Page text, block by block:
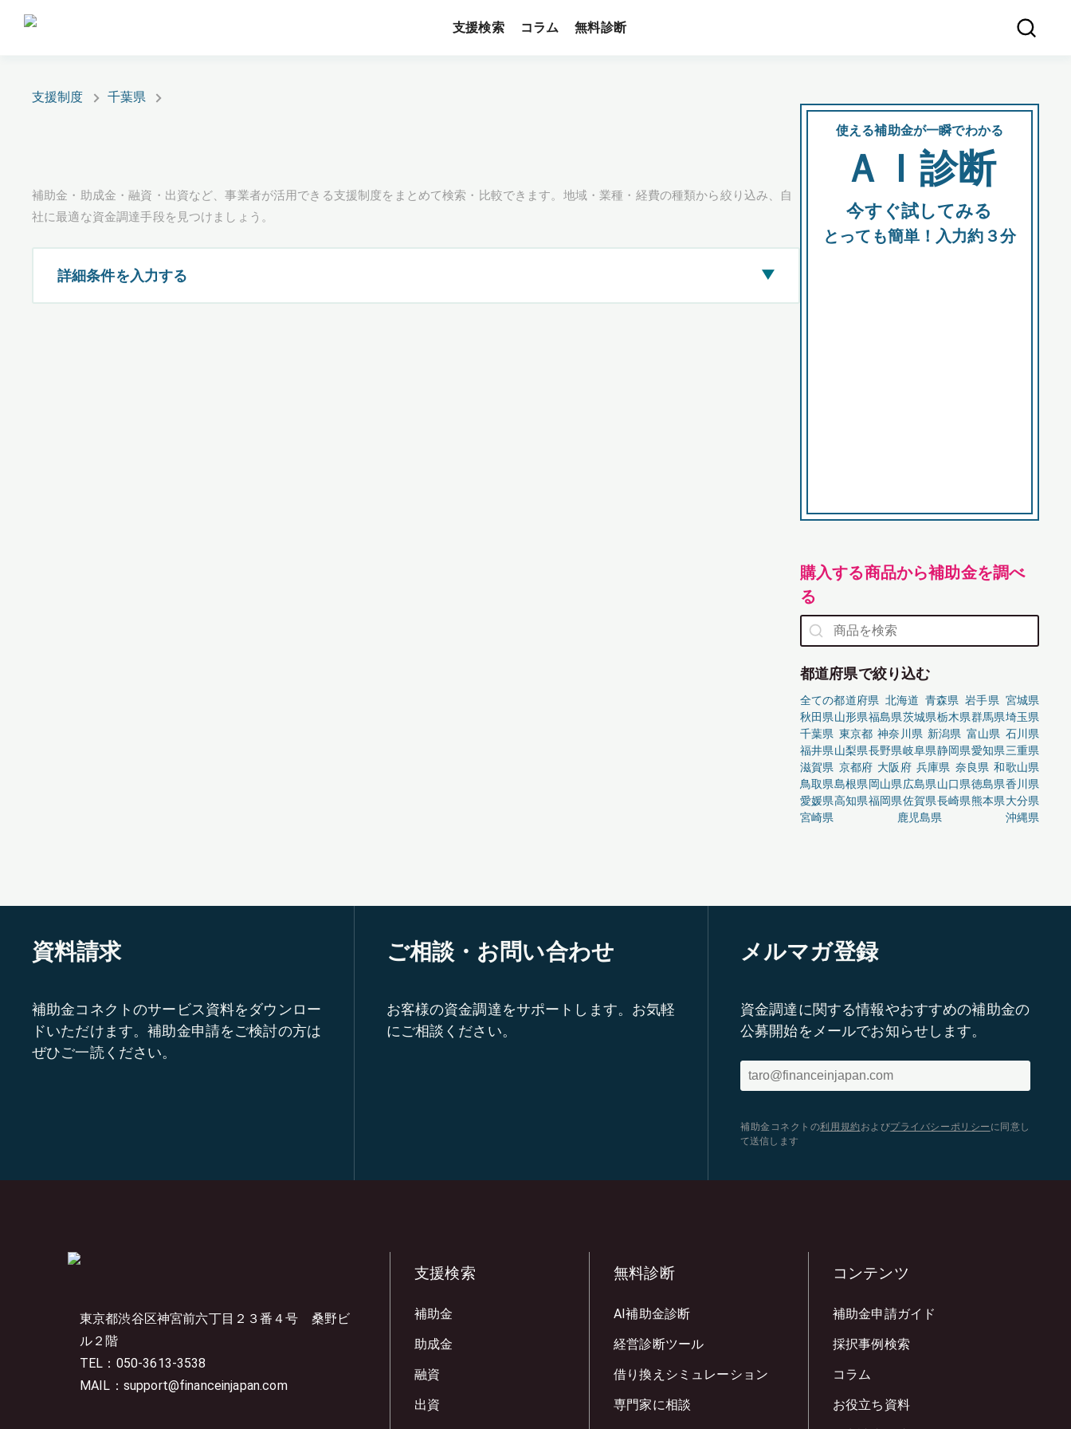
支援検索 コラム 無料診断
支援制度 千葉県
補助金・助成金・融資・出資など、事業者が活用できる支援制度をまとめて検索・比較できます。地域・業種・経費の種類から絞り込み、自
社に最適な資金調達手段を見つけましょう。
詳細条件を入力する ▶
使える補助金が一瞬でわかる
ＡＩ診断
今すぐ試してみる
とっても簡単！入力約３分
購入する商品から補助金を調べ
る
都道府県で絞り込む
全ての都道府県 北海道 青森県 岩手県 宮城県
秋田県山形県福島県茨城県栃木県群馬県埼玉県
千葉県 東京都 神奈川県 新潟県 富山県 石川県
福井県山梨県長野県岐阜県静岡県愛知県三重県
滋賀県 京都府 大阪府 兵庫県 奈良県 和歌山県
鳥取県島根県岡山県広島県山口県徳島県香川県
愛媛県高知県福岡県佐賀県長崎県熊本県大分県
宮崎県
鹿児島県 沖縄県
資料請求
補助金コネクトのサービス資料をダウンロー
ドいただけます。補助金申請をご検討の方は
ぜひご一読ください。
ご相談・お問い合わせ
お客様の資金調達をサポートします。お気軽
にご相談ください。
メルマガ登録
資金調達に関する情報やおすすめの補助金の
公募開始をメールでお知らせします。
補助金コネクトの利用規約 およびプライバシーポリシー に同意し
て送信します
東京都渋谷区神宮前六丁目２３番４号 桑野ビ
ル２階
TEL：050-3613-3538
MAIL：support@financeinjapan.com
支援検索
補助金
助成金
融資
出資
無料診断
AI補助金診断
経営診断ツール
借り換えシミュレーション
専門家に相談
コンテンツ
補助金申請ガイド
採択事例検索
コラム
お役立ち資料